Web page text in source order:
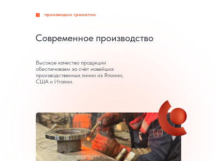
Современное производство
Высокое качество продукции
обеспечиваем за счёт новейших
производственных линии из Японии,
США и Италии.
производим грамотно